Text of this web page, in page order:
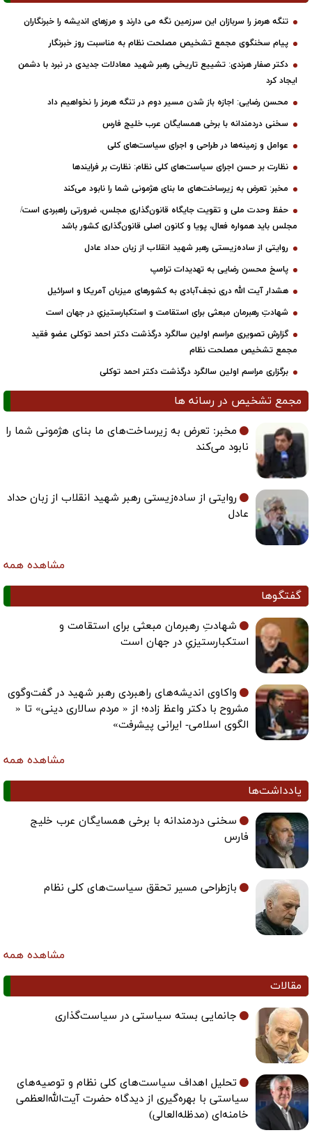
تنگه هرمز را سربازان این سرزمین نگه می دارند و مرزهای اندیشه را خبرنگاران
پیام سخنگوی مجمع تشخیص مصلحت نظام به مناسبت روز خبرنگار
دکتر صفار هرندی: تشییع تاریخی رهبر شهید معادلات جدیدی در نبرد با دشمن
ایجاد کرد
محسن رضایی: اجازه باز شدن مسیر دوم در تنگه هرمز را نخواهیم داد
سخنی دردمندانه با برخی همسایگان عرب خلیج فارس
عوامل و زمینه‌ها در طراحی و اجرای سیاست‌های کلی
نظارت بر حسن اجرای سیاست‌های کلی نظام: نظارت بر فرایندها
مخبر: تعرض به زیرساخت‌های ما بنای هژمونی شما را نابود می‌کند
حفظ وحدت ملی و تقویت جایگاه قانون‌گذاری مجلس، ضرورتی راهبردی است/
مجلس باید همواره فعال، پویا و کانون اصلی قانون‌گذاری کشور باشد
روایتی از ساده‌زیستی رهبر شهید انقلاب از زبان حداد عادل
پاسخ محسن رضایی به تهدیدات ترامپ
هشدار آیت الله دری نجف‌آبادی به کشورهای میزبان آمریکا و اسرائیل
شهادتِ رهبرمان مبعثی برای استقامت و استکبارستیزیِ در جهان است
گزارش تصویری مراسم اولین سالگرد درگذشت دکتر احمد توکلی عضو فقید
مجمع تشخیص مصلحت نظام
برگزاری مراسم اولین سالگرد درگذشت دکتر احمد توکلی
مجمع تشخیص در رسانه ها
مخبر: تعرض به زیرساخت‌های ما بنای هژمونی شما را
نابود می‌کند
روایتی از ساده‌زیستی رهبر شهید انقلاب از زبان حداد
عادل
مشاهده همه
گفتگوها
شهادتِ رهبرمان مبعثی برای استقامت و
استکبارستیزیِ در جهان است
واکاوی اندیشه‌های راهبردی رهبر شهید در گفت‌وگوی
مشروح با دکتر واعظ زاده؛ از « مردم سالاری دینی» تا «
الگوی اسلامی- ایرانی پیشرفت»
مشاهده همه
یادداشت‌ها
سخنی دردمندانه با برخی همسایگان عرب خلیج
فارس
بازطراحی مسیر تحقق سیاست‌های کلی نظام
مشاهده همه
مقالات
جانمایی بسته سیاستی در سیاست‌گذاری
تحلیل اهداف سیاست‌های کلی نظام و توصیه‌های
سیاستی با بهره‌گیری از دیدگاه حضرت آیت‌الله‌العظمی
خامنه‌ای (مدظله‌العالی)